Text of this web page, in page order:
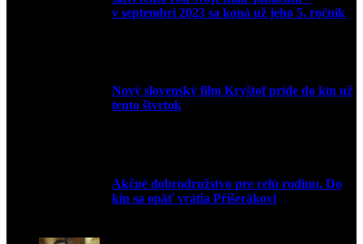
v septembri 2023 sa koná už jeho 5. ročník
Nový slovenský film Kryštof príde do kín už
tento štvrtok
Akčné dobrodružstvo pre celú rodinu. Do
kín sa opäť vrátia Příšerákovi